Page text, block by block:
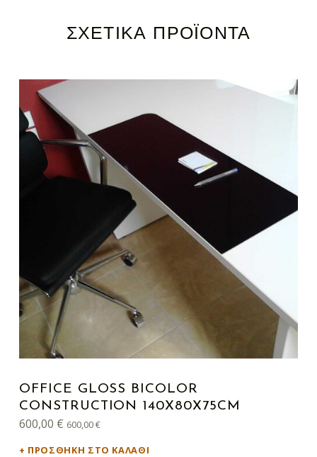
ΣΧΕΤΙΚΆ ΠΡΟΪΌΝΤΑ
OFFICE GLOSS BICOLOR
CONSTRUCTION 140X80X75CM
600,00 € 600,00€
ΠΡΟΣΘΉΚΗ ΣΤΟ ΚΑΛΆΘΙ